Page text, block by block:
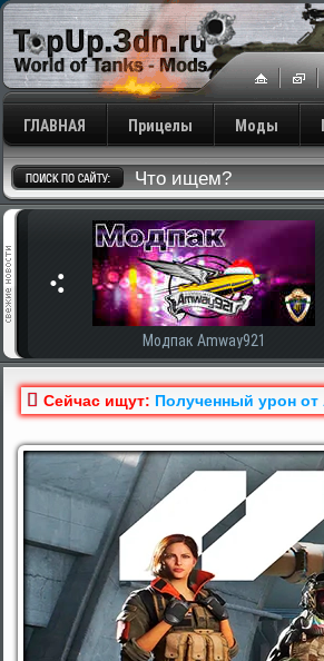
ГЛАВНАЯ Прицелы Моды
Модпак Amway921
Сейчас ищут: Полученный урон от